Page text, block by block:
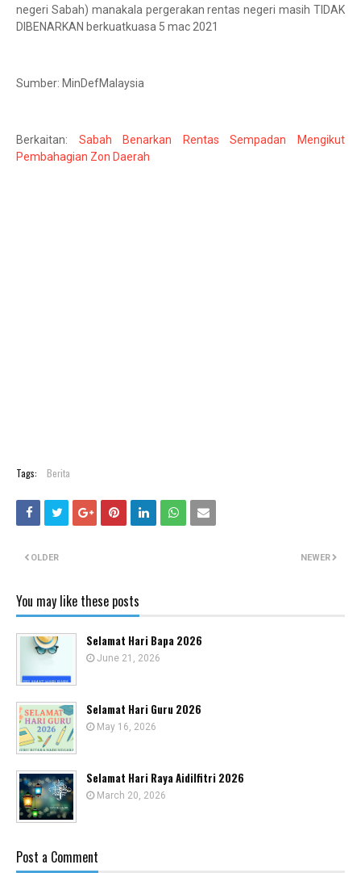
negeri Sabah) manakala pergerakan rentas negeri masih TIDAK
DIBENARKAN berkuatkuasa 5 mac 2021
Sumber: MinDefMalaysia
Berkaitan: Sabah Benarkan Rentas Sempadan Mengikut
Pembahagian Zon Daerah
Tags: Berita
NEWER
OLDER
You may like these posts
Selamat Hari Bapa 2026
June 21, 2026
Selamat Hari Guru 2026
May 16, 2026
Selamat Hari Raya Aidilfitri 2026
March 20, 2026
Post a Comment